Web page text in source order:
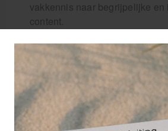
vakkennis naar begrijpelijke
content.
Klantrelatiebeheer:Het
klantrelaties door uitstekende
Advies bij dagelijks gebruik:
het gebruik van
Persoonlijke aanpak